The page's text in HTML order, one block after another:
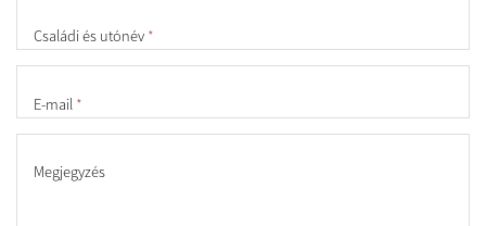
Családi és utónév *
E-mail *
Megjegyzés